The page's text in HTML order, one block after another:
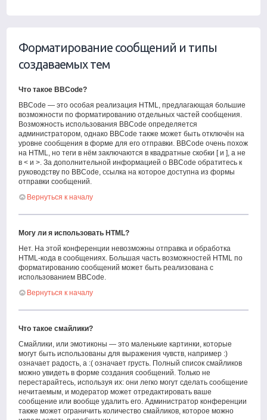
Форматирование сообщений и типы
создаваемых тем
Что такое BBCode?
BBCode — это особая реализация HTML, предлагающая большие
возможности по форматированию отдельных частей сообщения.
Возможность использования BBCode определяется
администратором, однако BBCode также может быть отключён на
уровне сообщения в форме для его отправки. BBCode очень похож
на HTML, но теги в нём заключаются в квадратные скобки [ и ], а не
в < и >. За дополнительной информацией о BBCode обратитесь к
руководству по BBCode, ссылка на которое доступна из формы
отправки сообщений.
Вернуться к началу
Могу ли я использовать HTML?
Нет. На этой конференции невозможны отправка и обработка
HTML-кода в сообщениях. Большая часть возможностей HTML по
форматированию сообщений может быть реализована с
использованием BBCode.
Вернуться к началу
Что такое смайлики?
Смайлики, или эмотиконы — это маленькие картинки, которые
могут быть использованы для выражения чувств, например :)
означает радость, а :( означает грусть. Полный список смайликов
можно увидеть в форме создания сообщений. Только не
перестарайтесь, используя их: они легко могут сделать сообщение
нечитаемым, и модератор может отредактировать ваше
сообщение или вообще удалить его. Администратор конференции
также может ограничить количество смайликов, которое можно